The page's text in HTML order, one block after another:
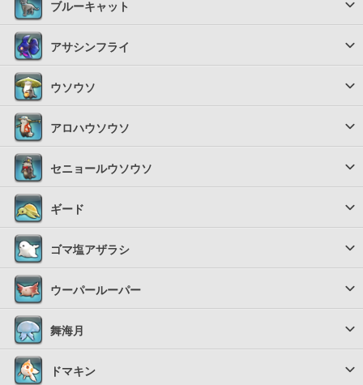
ブルーキャット
アサシンフライ
ウソウソ
アロハウソウソ
セニョールウソウソ
ギード
ゴマ塩アザラシ
ウーパールーパー
舞海月
ドマキン